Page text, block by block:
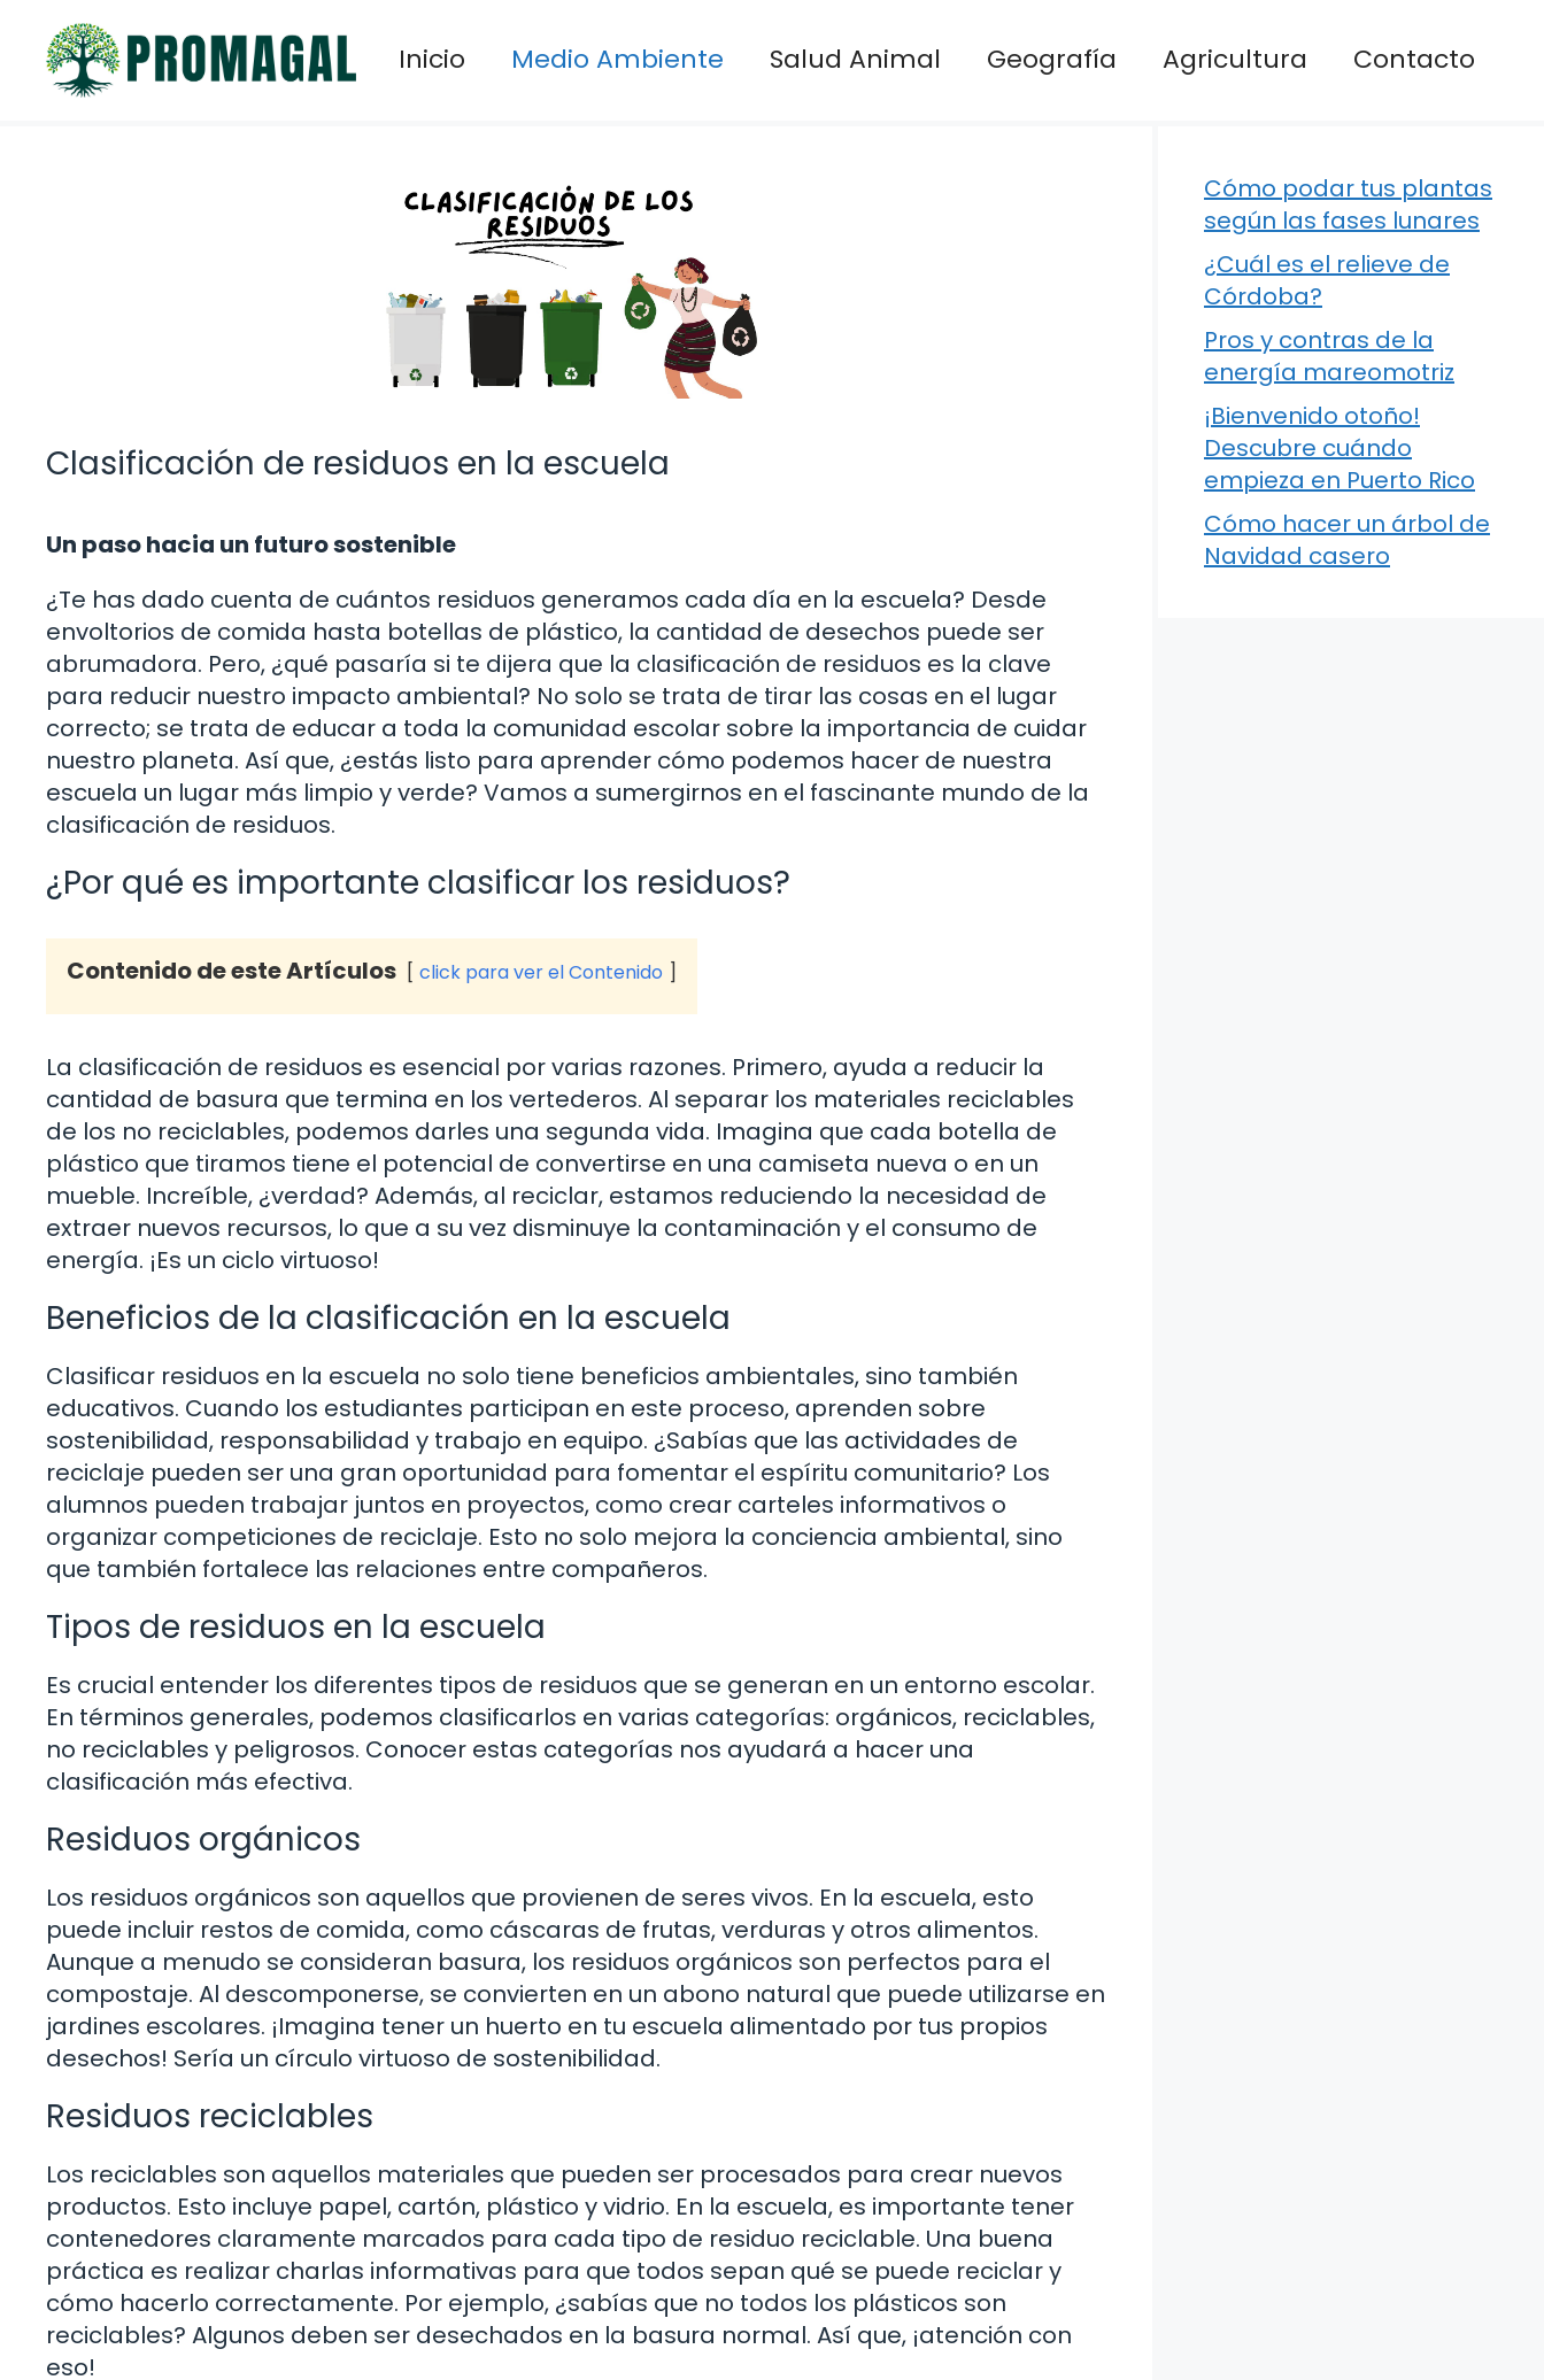
contenido
Inicio Medio Ambiente Salud Animal Geografía Agricultura Contacto
Clasificación de residuos en la escuela
Un paso hacia un futuro sostenible
¿Te has dado cuenta de cuántos residuos generamos cada día en la escuela? Desde
envoltorios de comida hasta botellas de plástico, la cantidad de desechos puede ser
abrumadora. Pero, ¿qué pasaría si te dijera que la clasificación de residuos es la clave
para reducir nuestro impacto ambiental? No solo se trata de tirar las cosas en el lugar
correcto; se trata de educar a toda la comunidad escolar sobre la importancia de cuidar
nuestro planeta. Así que, ¿estás listo para aprender cómo podemos hacer de nuestra
escuela un lugar más limpio y verde? Vamos a sumergirnos en el fascinante mundo de la
clasificación de residuos.
¿Por qué es importante clasificar los residuos?
Contenido de este Artículos click para ver el Contenido
La clasificación de residuos es esencial por varias razones. Primero, ayuda a reducir la
cantidad de basura que termina en los vertederos. Al separar los materiales reciclables
de los no reciclables, podemos darles una segunda vida. Imagina que cada botella de
plástico que tiramos tiene el potencial de convertirse en una camiseta nueva o en un
mueble. Increíble, ¿verdad? Además, al reciclar, estamos reduciendo la necesidad de
extraer nuevos recursos, lo que a su vez disminuye la contaminación y el consumo de
energía. ¡Es un ciclo virtuoso!
Beneficios de la clasificación en la escuela
Clasificar residuos en la escuela no solo tiene beneficios ambientales, sino también
educativos. Cuando los estudiantes participan en este proceso, aprenden sobre
sostenibilidad, responsabilidad y trabajo en equipo. ¿Sabías que las actividades de
reciclaje pueden ser una gran oportunidad para fomentar el espíritu comunitario? Los
alumnos pueden trabajar juntos en proyectos, como crear carteles informativos o
organizar competiciones de reciclaje. Esto no solo mejora la conciencia ambiental, sino
que también fortalece las relaciones entre compañeros.
Tipos de residuos en la escuela
Es crucial entender los diferentes tipos de residuos que se generan en un entorno escolar.
En términos generales, podemos clasificarlos en varias categorías: orgánicos, reciclables,
no reciclables y peligrosos. Conocer estas categorías nos ayudará a hacer una
clasificación más efectiva.
Residuos orgánicos
Los residuos orgánicos son aquellos que provienen de seres vivos. En la escuela, esto
puede incluir restos de comida, como cáscaras de frutas, verduras y otros alimentos.
Aunque a menudo se consideran basura, los residuos orgánicos son perfectos para el
compostaje. Al descomponerse, se convierten en un abono natural que puede utilizarse en
jardines escolares. ¡Imagina tener un huerto en tu escuela alimentado por tus propios
desechos! Sería un círculo virtuoso de sostenibilidad.
Residuos reciclables
Los reciclables son aquellos materiales que pueden ser procesados para crear nuevos
productos. Esto incluye papel, cartón, plástico y vidrio. En la escuela, es importante tener
contenedores claramente marcados para cada tipo de residuo reciclable. Una buena
práctica es realizar charlas informativas para que todos sepan qué se puede reciclar y
cómo hacerlo correctamente. Por ejemplo, ¿sabías que no todos los plásticos son
reciclables? Algunos deben ser desechados en la basura normal. Así que, ¡atención con
eso!
Cómo podar tus plantas
según las fases lunares
¿Cuál es el relieve de
Córdoba?
Pros y contras de la
energía mareomotriz
¡Bienvenido otoño!
Descubre cuándo
empieza en Puerto Rico
Cómo hacer un árbol de
Navidad casero